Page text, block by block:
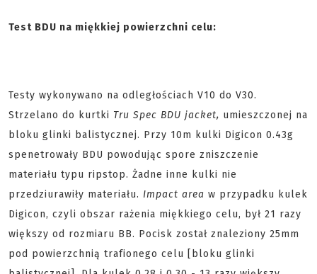
Test BDU na miękkiej powierzchni celu:
Testy wykonywano na odległościach V10 do V30.
Strzelano do kurtki Tru Spec BDU jacket, umieszczonej na
bloku glinki balistycznej. Przy 10m kulki Digicon 0.43g
spenetrowały BDU powodując spore zniszczenie
materiału typu ripstop. Żadne inne kulki nie
przedziurawiły materiału. Impact area w przypadku kulek
Digicon, czyli obszar rażenia miękkiego celu, był 21 razy
większy od rozmiaru BB. Pocisk został znaleziony 25mm
pod powierzchnią trafionego celu [bloku glinki